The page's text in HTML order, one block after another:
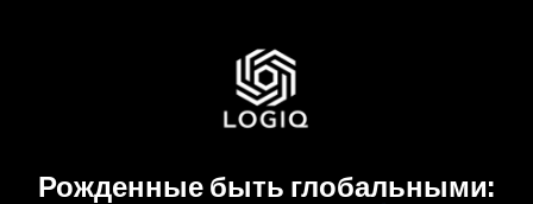
Рожденные быть глобальными: